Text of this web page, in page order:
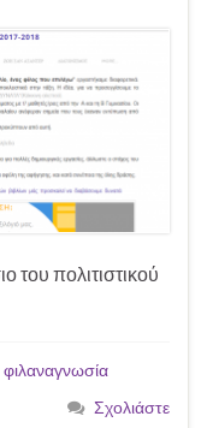
του πολιτιστικού
φιλαναγνωσία
Σχολιάστε